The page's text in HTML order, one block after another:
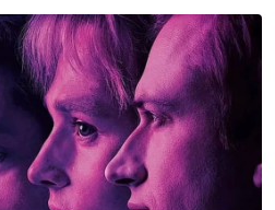
pelabuhan besar
Port, serta projek
universiti dan jalan raya
negeri-negeri Pantai
kos semasa,
tinggi," katanya.